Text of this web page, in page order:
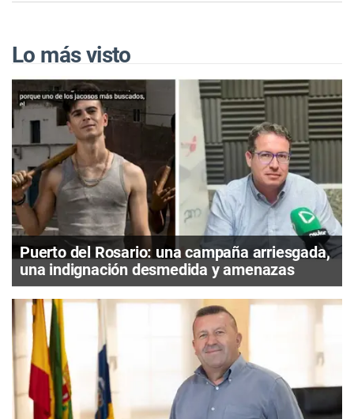
Lo más visto
Puerto del Rosario: una campaña arriesgada,
una indignación desmedida y amenazas